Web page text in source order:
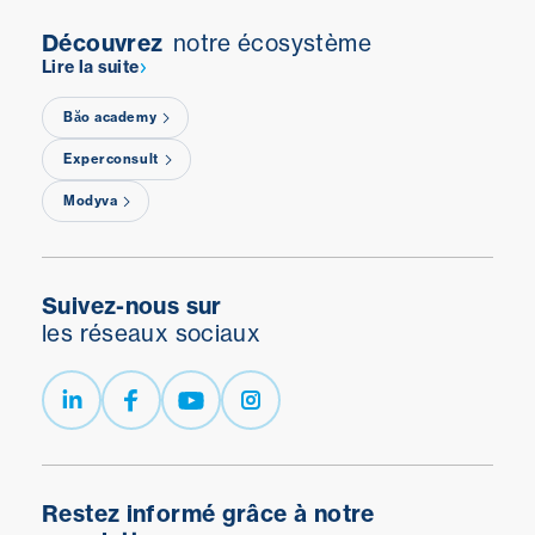
Découvrez notre écosystème
Lire la suite
Băo academy
Experconsult
Modyva
Restez informé grâce à notre
Suivez-nous sur
les réseaux sociaux